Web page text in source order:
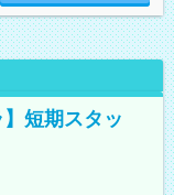
短期スタッ